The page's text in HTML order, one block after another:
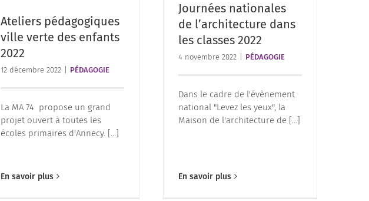
Ateliers pédagogiques
ville verte des enfants
2022
12 décembre 2022 PÉDAGOGIE
La MA 74 propose un grand
projet ouvert à toutes les
écoles primaires d'Annecy. [...]
En savoir plus
Journées nationales
de l’architecture dans
les classes 2022
4 novembre 2022 PÉDAGOGIE
Dans le cadre de l'évènement
national "Levez les yeux", la
Maison de l'architecture de [...]
En savoir plus